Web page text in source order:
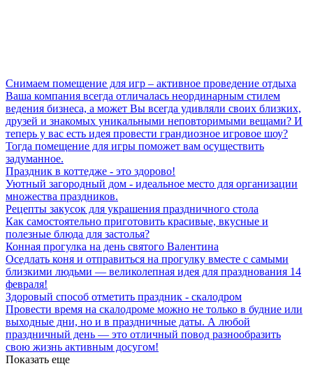
Снимаем помещение для игр – активное проведение отдыха
Ваша компания всегда отличалась неординарным стилем
ведения бизнеса, а может Вы всегда удивляли своих близких,
друзей и знакомых уникальными неповторимыми вещами? И
теперь у вас есть идея провести грандиозное игровое шоу?
Тогда помещение для игры поможет вам осуществить
задуманное.
Праздник в коттедже - это здорово!
Уютный загородный дом - идеальное место для организации
множества праздников.
Рецепты закусок для украшения праздничного стола
Как самостоятельно приготовить красивые, вкусные и
полезные блюда для застолья?
Конная прогулка на день святого Валентина
Оседлать коня и отправиться на прогулку вместе с самыми
близкими людьми — великолепная идея для празднования 14
февраля!
Здоровый способ отметить праздник - скалодром
Провести время на скалодроме можно не только в будние или
выходные дни, но и в праздничные даты. А любой
праздничный день — это отличный повод разнообразить
свою жизнь активным досугом!
Показать еще